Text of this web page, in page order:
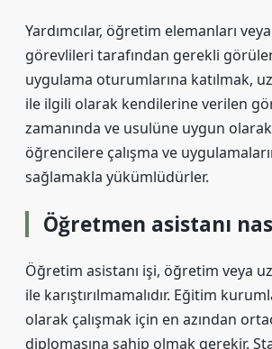
Yardımcılar, öğretim elemanları
görevlileri tarafından gerekli
uygulama oturumlarına katılmak,
ile ilgili olarak kendilerine verilen
zamanında ve usulüne uygun
öğrencilere çalışma ve
sağlamakla yükümlüdürler.
Öğretmen asistanı
Öğretim asistanı işi, öğretim veya
ile karıştırılmamalıdır. Eğitim
olarak çalışmak için en azından
diplomasına sahip olmak gerekir.